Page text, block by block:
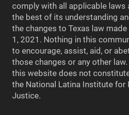
comply with all applicable laws
the best of its understanding
the changes to Texas law
1, 2021. Nothing in this
to encourage, assist, aid, or
those changes or any other
this website does not
the National Latina Institute for
Justice.